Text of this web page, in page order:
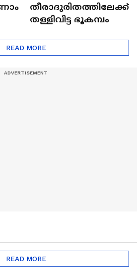
തീരാദുരിതത്തിലേക്ക്
തള്ളിവിട്ട ഭൂകമ്പം
READ MORE
READ MORE